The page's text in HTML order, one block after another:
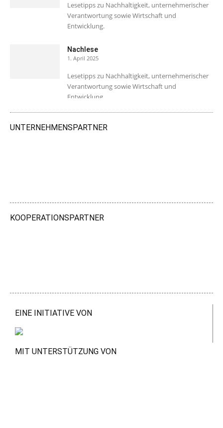
Lesetipps zu Nachhaltigkeit, unternehmerischer
Verantwortung sowie Wirtschaft und
Entwicklung.
Nachlese
1. April 2025
Lesetipps zu Nachhaltigkeit, unternehmerischer
Verantwortung sowie Wirtschaft und
Entwicklung.
UNTERNEHMENSPARTNER
KOOPERATIONSPARTNER
EINE INITIATIVE VON
MIT UNTERSTÜTZUNG VON